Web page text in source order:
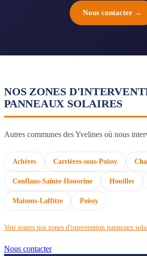
Nous contacter →
NOS ZONES
PANNEAUX SOLAIRES
Autres communes des Yvelines où nous
Achères Carrières-sous-Poissy
Conflans-Sainte-Honorine Houilles
Maisons-Laffitte Poissy
Voir toutes nos zones d'intervention panneaux
Nous contacter